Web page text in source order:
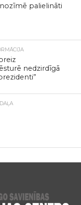
nozīmē palielināti
nedzirdīgā